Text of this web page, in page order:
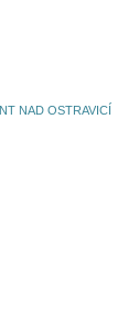
NAD OSTRAVICÍ